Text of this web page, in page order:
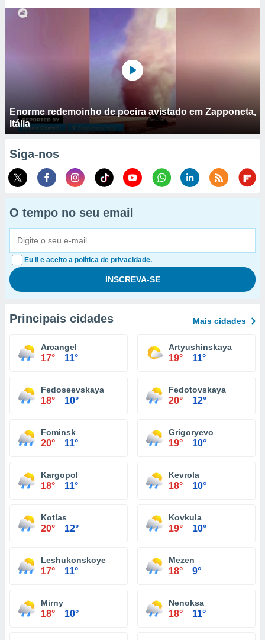
Enorme redemoinho de poeira avistado em Zapponeta,
Itália
Siga-nos
O tempo no seu email
Eu li e aceito a política de privacidade.
Principais cidades Mais cidades
Arcangel
17° 11°
Artyushinskaya
19° 11°
Fedoseevskaya
18° 10°
Fedotovskaya
20° 12°
Fominsk
20° 11°
Grigoryevo
19° 10°
Kargopol
18° 11°
Kevrola
18° 10°
Kotlas
20° 12°
Kovkula
19° 10°
Leshukonskoye
17° 11°
Mezen
18° 9°
Mirny
18° 10°
Nenoksa
18° 11°